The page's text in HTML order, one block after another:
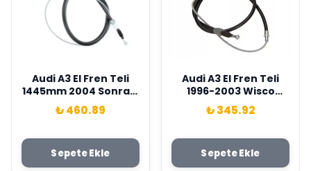
Audi A3 El Fren Teli
1445mm 2004 Sonrası
Wisco Marka
1K0609721T
₺ 460.89
Sepete Ekle
Audi A3 El Fren Teli
1996-2003 Wisco
Marka 1J0609721T
₺ 345.92
Sepete Ekle